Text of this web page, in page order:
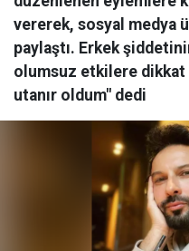
vererek, sosyal medya
paylaştı. Erkek
olumsuz etkilere
utanır oldum" dedi